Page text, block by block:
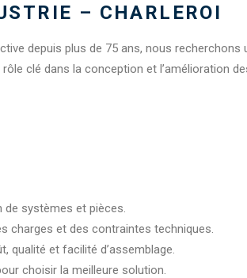
– CHARLEROI
depuis plus de 75 ans, nous recherchons
clé dans la conception et l’amélioration
de systèmes et pièces.
charges et des contraintes techniques.
qualité et facilité d’assemblage.
choisir la meilleure solution.